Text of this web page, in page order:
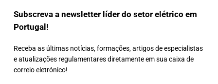
Subscreva a newsletter líder do setor elétrico em
Portugal!
Receba as últimas notícias, formações, artigos de especialistas
e atualizações regulamentares diretamente em sua caixa de
correio eletrónico!